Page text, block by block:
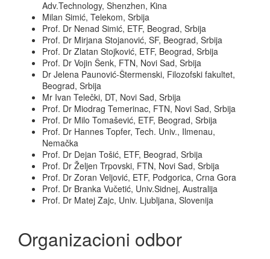
Adv.Technology, Shenzhen, Kina
Milan Simić, Telekom, Srbija
Prof. Dr Nenad Simić, ETF, Beograd, Srbija
Prof. Dr Mirjana Stojanović, SF, Beograd, Srbija
Prof. Dr Zlatan Stojković, ETF, Beograd, Srbija
Prof. Dr Vojin Šenk, FTN, Novi Sad, Srbija
Dr Jelena Paunović-Štermenski, Filozofski fakultet,
Beograd, Srbija
Mr Ivan Telečki, DT, Novi Sad, Srbija
Prof. Dr Miodrag Temerinac, FTN, Novi Sad, Srbija
Prof. Dr Milo Tomašević, ETF, Beograd, Srbija
Prof. Dr Hannes Topfer, Tech. Univ., Ilmenau,
Nemačka
Prof. Dr Dejan Tošić, ETF, Beograd, Srbija
Prof. Dr Željen Trpovski, FTN, Novi Sad, Srbija
Prof. Dr Zoran Veljović, ETF, Podgorica, Crna Gora
Prof. Dr Branka Vučetić, Univ.Sidnej, Australija
Prof. Dr Matej Zajc, Univ. Ljubljana, Slovenija
Organizacioni odbor